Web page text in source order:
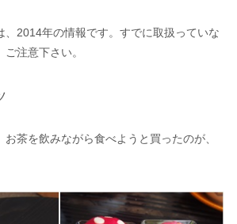
、2014年の情報です。すでに取扱っていな
注意下さい。
茶を飲みながら食べようと買ったのが、